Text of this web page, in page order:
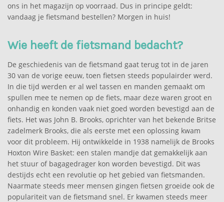
ons in het magazijn op voorraad. Dus in principe geldt:
vandaag je fietsmand bestellen? Morgen in huis!
Wie heeft de fietsmand bedacht?
De geschiedenis van de fietsmand gaat terug tot in de jaren
30 van de vorige eeuw, toen fietsen steeds populairder werd.
In die tijd werden er al wel tassen en manden gemaakt om
spullen mee te nemen op de fiets, maar deze waren groot en
onhandig en konden vaak niet goed worden bevestigd aan de
fiets. Het was John B. Brooks, oprichter van het bekende Britse
zadelmerk Brooks, die als eerste met een oplossing kwam
voor dit probleem. Hij ontwikkelde in 1938 namelijk de Brooks
Hoxton Wire Basket: een stalen mandje dat gemakkelijk aan
het stuur of bagagedrager kon worden bevestigd. Dit was
destijds echt een revolutie op het gebied van fietsmanden.
Naarmate steeds meer mensen gingen fietsen groeide ook de
populariteit van de fietsmand snel. Er kwamen steeds meer